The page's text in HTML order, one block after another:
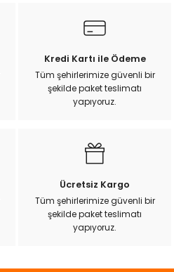
Kredi Kartı ile Ödeme
Tüm şehirlerimize güvenli bir
şekilde paket teslimatı
yapıyoruz.
Ücretsiz Kargo
Tüm şehirlerimize güvenli bir
şekilde paket teslimatı
yapıyoruz.